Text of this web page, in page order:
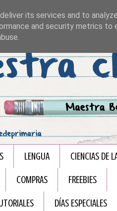
LENGUA CIENCIAS DE
COMPRAS FREEBIES
DÍAS ESPECIALES
its services and to
and security metrics to